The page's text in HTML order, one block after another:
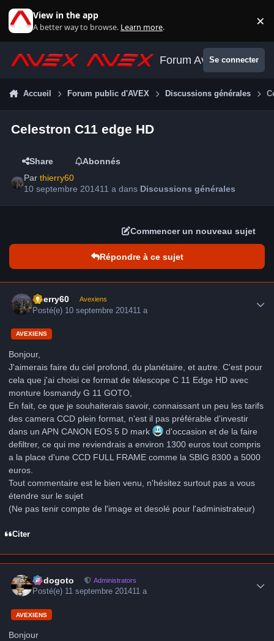
View in the app
A better way to browse. Learn more. ×
Forum AvexSe connecter
Accueil Forum public d'AVEX Discussions générales
Celestron C11 edge HD
Share
Abonnés
Parthierry60
10 septembre 201411 a dans Discussions générales
Commencer un nouveau sujet
Répondre à ce sujet
thierry60 Avexiens
Posté(e) 10 septembre 201411 a
AVEXIENS
Bonjour,
J'aimerais faire du ciel profond, du planétaire, et autre. C'est pour
cela que j'ai choisi ce format de télescope C 11 Edge HD avec
monture losmandy G 11 GOTO,
En fait, ce que je souhaiterais savoir, connaissant un peu les tarifs
des camera CCD plein format, n'est il pas préférable d'investir
dans un APN CANON EOS 5 D mark
d'occasion et de la faire
defiltrer, ce qui me reviendrais a environ 1300 euros tout compris
a la place d'une CCD FULL FRAME comme la SBIG 8300 a 5000
euros.
Tout commentaire est le bien venu, n'hésitez surtout pas a vous
étendre sur le sujet
(Ne pas tenir compte de l'image et desolé pour l'administrateur)
Citer
frédogoto Administrators
Posté(e) 11 septembre 201411 a
AVEXIENS
Bonjour